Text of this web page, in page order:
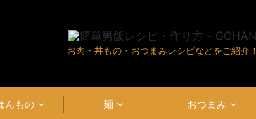
お肉・丼もの・おつまみレシピなどをご紹介！
んもの 麺 おつまみ